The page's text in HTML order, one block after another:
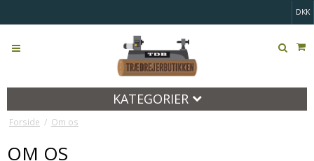
DKK
KATEGORIER
Forside / Om os
OM OS